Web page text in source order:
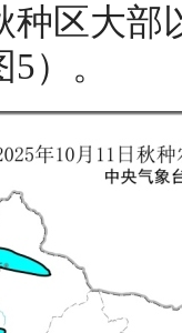
种区大部
）。